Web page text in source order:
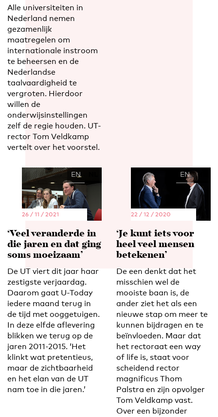
Alle universiteiten in
Nederland nemen
gezamenlijk
maatregelen om
internationale instroom
te beheersen en de
Nederlandse
taalvaardigheid te
vergroten. Hierdoor
willen de
onderwijsinstellingen
zelf de regie houden. UT-
rector Tom Veldkamp
vertelt over het voorstel.
EN
26 / 11 / 2021
‘Veel veranderde in
die jaren en dat ging
soms moeizaam’
De UT viert dit jaar haar
zestigste verjaardag.
Daarom gaat U-Today
iedere maand terug in
de tijd met ooggetuigen.
In deze elfde aflevering
blikken we terug op de
jaren 2011-2015. ‘Het
klinkt wat pretentieus,
maar de zichtbaarheid
en het elan van de UT
nam toe in die jaren.’
EN NL
22 / 12 / 2020
‘Je kunt iets voor
heel veel mensen
betekenen’
De een denkt dat het
misschien wel de
mooiste baan is, de
ander ziet het als een
nieuwe stap om meer te
kunnen bijdragen en te
beïnvloeden. Maar dat
het rectoraat een way
of life is, staat voor
scheidend rector
magnificus Thom
Palstra en zijn opvolger
Tom Veldkamp vast.
Over een bijzonder